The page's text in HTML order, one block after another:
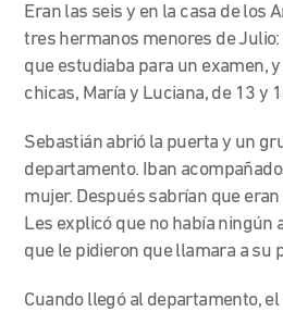
Eran las seis y en la casa de los
tres hermanos menores de
que estudiaba para un examen,
chicas, María y Luciana, de 13 y
Sebastián abrió la puerta y un
departamento. Iban
mujer. Después sabrían que
Les explicó que no había ningún
que le pidieron que llamara a su
Cuando llegó al departamento,